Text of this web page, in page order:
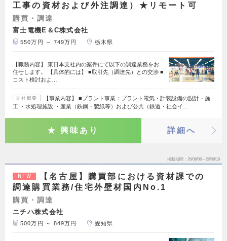
工事の資材および外注調達）★リモート可
購買・調達
富士電機E＆C株式会社
550万円 ～ 749万円 栃木県
【職務内容】 東日本支社内の案件にて以下の調達業務をお
任せします。 【具体的には】 ■取引先（調達先）との交渉 ■
コスト検討およ…
会社概要
【事業内容】 ■プラント事業：プラント電気・計装設備の設計・施
工 ・水処理施設 ・産業（鉄鋼・製紙等）および公共（鉄道・社会イ…
興味あり 詳細へ
掲載期間 26/08/06～26/08/19
NEW
【名古屋】購買部における資材課での
調達購買業務/住宅外壁材国内No.1
購買・調達
ニチハ株式会社
500万円 ～ 849万円 愛知県